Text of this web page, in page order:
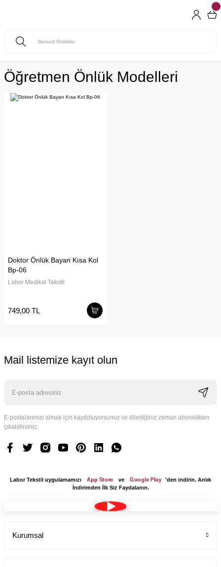
Öğretmen Önlük Modelleri
Doktor Önlük Bayan Kısa Kol
Bp-06
Labor Medikal Tekstil
749,00 TL
Mail listemize kayıt olun
E-postalarımızı almak için kaydoluyorsunuz ve dilediğiniz zaman abonelikten
çıkabilirsiniz.
Labor Tekstil uygulamamızı App Store ve Google Play
'den indirin. Anlık
İndirimden İlk Siz Faydalanın.
Kurumsal